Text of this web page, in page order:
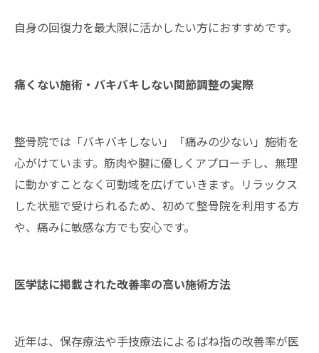
自身の回復力を最大限に活かしたい方におすすめです。
痛くない施術・バキバキしない関節調整の実際
整骨院では「バキバキしない」「痛みの少ない」施術を
心がけています。筋肉や腱に優しくアプローチし、無理
に動かすことなく可動域を広げていきます。リラックス
した状態で受けられるため、初めて整骨院を利用する方
や、痛みに敏感な方でも安心です。
医学誌に掲載された改善率の高い施術方法
近年は、保存療法や手技療法によるばね指の改善率が医